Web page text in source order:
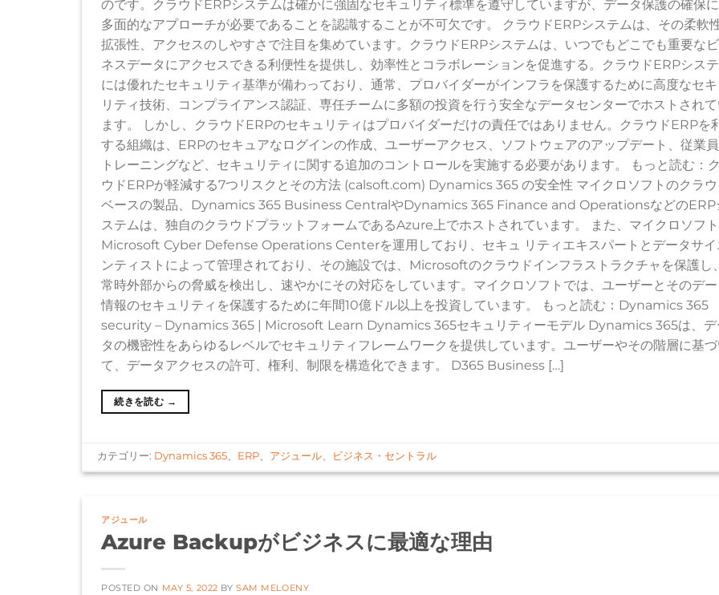
のです。クラウドERPシステムは確かに強固なセキュリティ標準を遵守していますが、データ保護の確保
多面的なアプローチが必要であることを認識することが不可欠です。 クラウドERPシステムは、その柔軟性
拡張性、アクセスのしやすさで注目を集めています。クラウドERPシステムは、いつでもどこでも重要な
ネスデータにアクセスできる利便性を提供し、効率性とコラボレーションを促進する。クラウドERPシス
には優れたセキュリティ基準が備わっており、通常、プロバイダーがインフラを保護するために高度なセキ
リティ技術、コンプライアンス認証、専任チームに多額の投資を行う安全なデータセンターでホストされ
ます。 しかし、クラウドERPのセキュリティはプロバイダーだけの責任ではありません。クラウドERPを
する組織は、ERPのセキュアなログインの作成、ユーザーアクセス、ソフトウェアのアップデート、従業
トレーニングなど、セキュリティに関する追加のコントロールを実施する必要があります。 もっと読む：
ウドERPが軽減する7つリスクとその方法 (calsoft.com) Dynamics 365 の安全性 マイクロソフトのクラウ
ベースの製品、Dynamics 365 Business CentralやDynamics 365 Finance and OperationsなどのERP
ステムは、独自のクラウドプラットフォームであるAzure上でホストされています。 また、マイクロソフ
Microsoft Cyber Defense Operations Centerを運用しており、セキュ リティエキスパートとデータサイ
ンティストによって管理されており、その施設では、Microsoftのクラウドインフラストラクチャを保護し、
常時外部からの脅威を検出し、速やかにその対応をしています。マイクロソフトでは、ユーザーとそのデー
情報のセキュリティを保護するために年間10億ドル以上を投資しています。 もっと読む：Dynamics 365
security – Dynamics 365 | Microsoft Learn Dynamics 365セキュリティーモデル Dynamics 365は、デ
タの機密性をあらゆるレベルでセキュリティフレームワークを提供しています。ユーザーやその階層に基
て、データアクセスの許可、権利、制限を構造化できます。 D365 Business […]
続きを読む →
カテゴリー: Dynamics 365 ERP アジュール ビジネス・セントラル
アジュール
Azure Backupがビジネスに最適な理由
POSTED ON MAY 5, 2022 BYSAM MELOENY